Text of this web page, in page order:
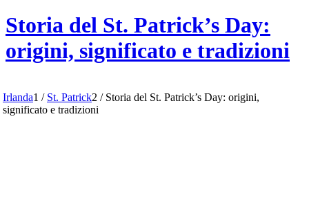
Storia del St. Patrick’s Day:
origini, significato e tradizioni
Irlanda1 / St. Patrick2 / Storia del St. Patrick’s Day: origini,
significato e tradizioni